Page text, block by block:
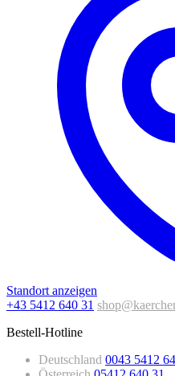
Standort anzeigen
+43 5412 640 31
Bestell-Hotline
Deutschland 0043 5412